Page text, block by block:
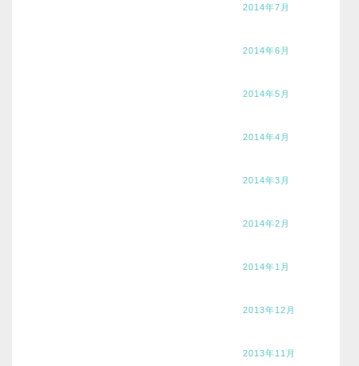
2014年7月
2014年6月
2014年5月
2014年4月
2014年3月
2014年2月
2014年1月
2013年12月
2013年11月